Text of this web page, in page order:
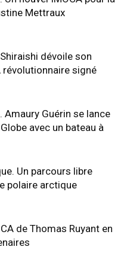
Mettraux
dévoile son
révolutionnaire signé
Amaury Guérin se lance
avec un bateau à
Un parcours libre
polaire arctique
de Thomas Ruyant en